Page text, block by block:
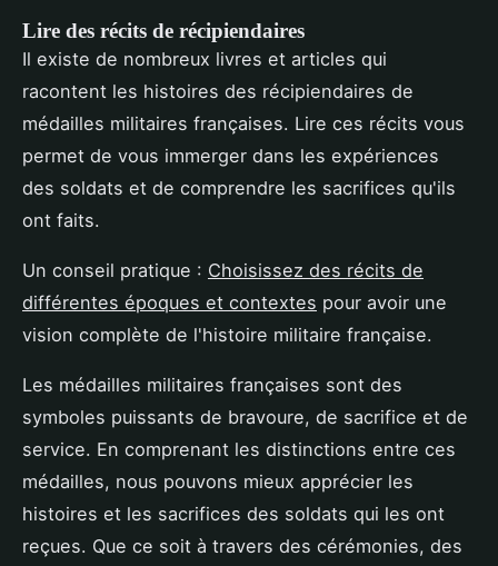
Lire des récits de récipiendaires
Il existe de nombreux livres et articles qui
racontent les histoires des récipiendaires de
médailles militaires françaises. Lire ces récits vous
permet de vous immerger dans les expériences
des soldats et de comprendre les sacrifices qu'ils
ont faits.
Un conseil pratique : Choisissez des récits de
différentes époques et contextes pour avoir une
vision complète de l'histoire militaire française.
Les médailles militaires françaises sont des
symboles puissants de bravoure, de sacrifice et de
service. En comprenant les distinctions entre ces
médailles, nous pouvons mieux apprécier les
histoires et les sacrifices des soldats qui les ont
reçues. Que ce soit à travers des cérémonies, des